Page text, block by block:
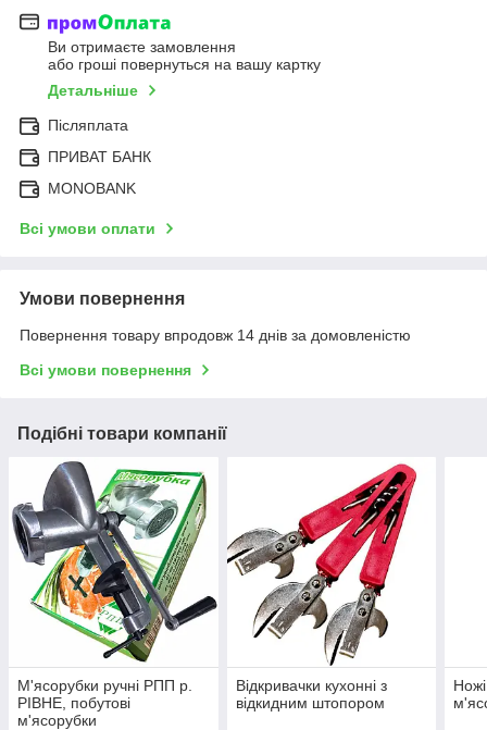
Ви отримаєте замовлення
або гроші повернуться на вашу картку
Детальніше
Післяплата
ПРИВАТ БАНК
MONOBANK
Всі умови оплати
Умови повернення
Повернення товару впродовж 14 днів за домовленістю
Всі умови повернення
Подібні товари компанії
М'ясорубки ручні РПП р.
РІВНЕ, побутові
м'ясорубки
Відкривачки кухонні з
відкидним штопором